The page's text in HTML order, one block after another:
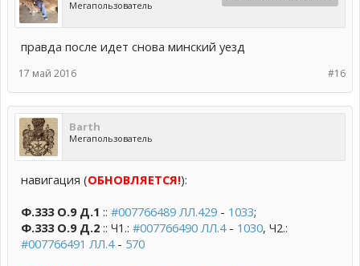
Мегапользователь
правда после идет снова минский уезд
#16
17 май 2016
Barth
Мегапользователь
навигация (ОБНОВЛЯЕТСЯ!):
Ф.333 О.9 Д.1 :: #007766489 ЛЛ.429 - 1033;
Ф.333 О.9 Д.2 :: Ч1.: #007766490 ЛЛ.4- 1030, Ч2.:
#007766491 ЛЛ.4- 570